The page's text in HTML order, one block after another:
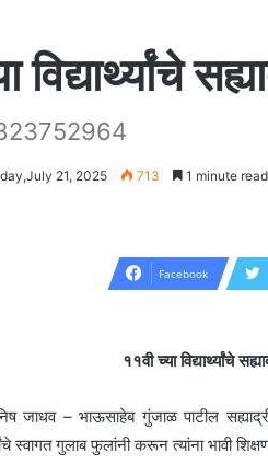
विद्यार्थ्यांचे
21, 2025 713 1 minute read
Facebook
११वी च्या विद्यार्थ्यांचे
जाधव – भाऊसाहेब गुंजाळ पाटील
स्वागत गुलाब फुलांनी करून त्यांना भावी